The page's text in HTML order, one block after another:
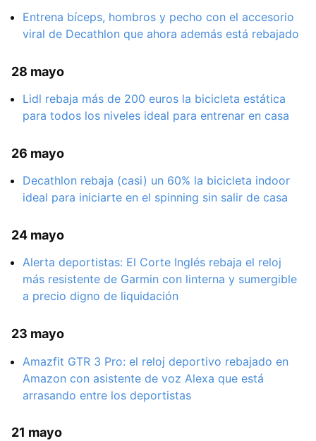
Entrena bíceps, hombros y pecho con el accesorio
viral de Decathlon que ahora además está rebajado
28 mayo
Lidl rebaja más de 200 euros la bicicleta estática
para todos los niveles ideal para entrenar en casa
26 mayo
Decathlon rebaja (casi) un 60% la bicicleta indoor
ideal para iniciarte en el spinning sin salir de casa
24 mayo
Alerta deportistas: El Corte Inglés rebaja el reloj
más resistente de Garmin con linterna y sumergible
a precio digno de liquidación
23 mayo
Amazfit GTR 3 Pro: el reloj deportivo rebajado en
Amazon con asistente de voz Alexa que está
arrasando entre los deportistas
21 mayo